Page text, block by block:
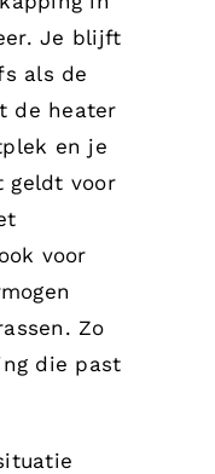
Je blijft
als de
de heater
en je
geldt voor
voor
Zo
die past